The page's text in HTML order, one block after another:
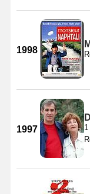
1998
1997